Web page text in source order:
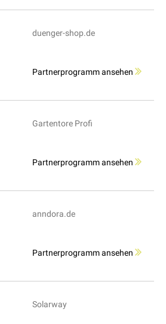
duenger-shop.de
Partnerprogramm ansehen
Gartentore Profi
Partnerprogramm ansehen
anndora.de
Partnerprogramm ansehen
Solarway